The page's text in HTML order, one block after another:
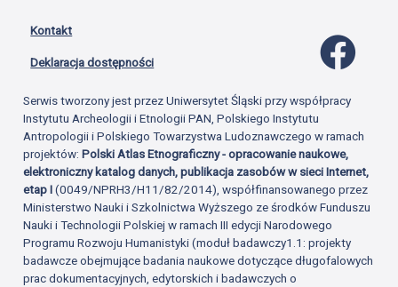
Kontakt
Deklaracja dostępności
Serwis tworzony jest przez Uniwersytet Śląski przy współpracy
Instytutu Archeologii i Etnologii PAN, Polskiego Instytutu
Antropologii i Polskiego Towarzystwa Ludoznawczego w ramach
projektów:Polski Atlas Etnograficzny - opracowanie naukowe,
elektroniczny katalog danych, publikacja zasobów w sieci Internet,
etap I(0049/NPRH3/H11/82/2014), współfinansowanego przez
Ministerstwo Nauki i Szkolnictwa Wyższego ze środków Funduszu
Nauki i Technologii Polskiej w ramach III edycji Narodowego
Programu Rozwoju Humanistyki (moduł badawczy1.1: projekty
badawcze obejmujące badania naukowe dotyczące długofalowych
prac dokumentacyjnych, edytorskich i badawczych o